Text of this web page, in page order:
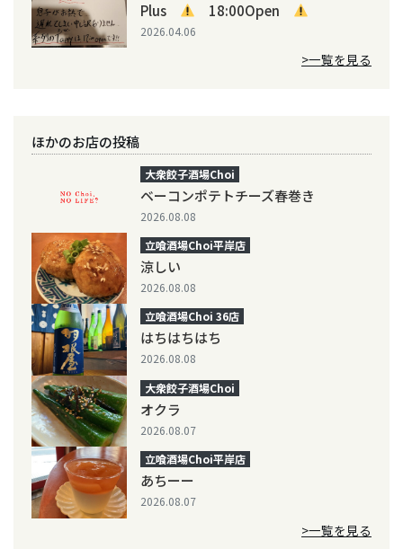
Plus 18:00Open
2026.04.06
>一覧を見る
ほかのお店の投稿
大衆餃子酒場Choi
ベーコンポテトチーズ春巻き
2026.08.08
立喰酒場Choi平岸店
涼しい
2026.08.08
立喰酒場Choi 36店
はちはちはち
2026.08.08
大衆餃子酒場Choi
オクラ
2026.08.07
立喰酒場Choi平岸店
あちーー
2026.08.07
>一覧を見る